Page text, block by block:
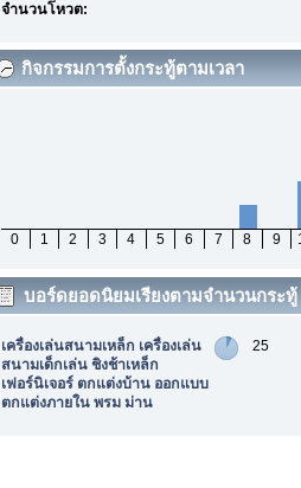
จำนวนโหวต:
กิจกรรมการตั้งกระทู้ตามเวลา
0 1 2 3 4 5 6 7 8 9
บอร์ดยอดนิยมเรียงตามจำนวนกระทู้
เครื่องเล่นสนามเหล็ก เครื่องเล่น
สนามเด็กเล่น ชิงช้าเหล็ก
เฟอร์นิเจอร์ ตกแต่งบ้าน ออกแบบ
ตกแต่งภายใน พรม ม่าน
25